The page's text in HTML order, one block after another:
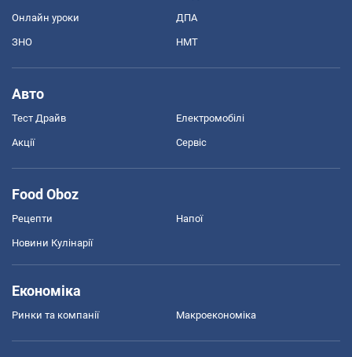
Онлайн уроки ДПА
ЗНО НМТ
Авто
Тест Драйв Електромобілі
Акції Сервіс
Food Oboz
Рецепти Напої
Новини Кулінарії
Економіка
Ринки та компанії Макроекономіка